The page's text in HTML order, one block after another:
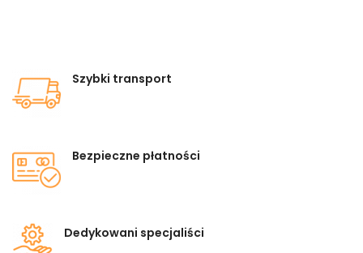
Szybki transport
Bezpieczne płatności
Dedykowani specjaliści